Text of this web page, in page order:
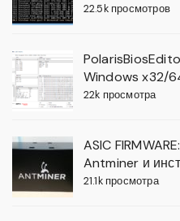
22.5k просмотров
Windows x32/
22k просмотра
ASIC
Antminer и
21.1k просмотра